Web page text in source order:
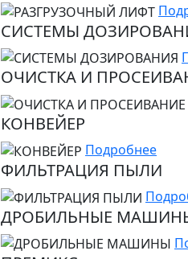
СИСТЕМЫ
ОЧИСТКА И
КОНВЕЙЕР
Подробнее
ФИЛЬТРАЦИЯ ПЫЛИ
ДРОБИЛЬНЫЕ